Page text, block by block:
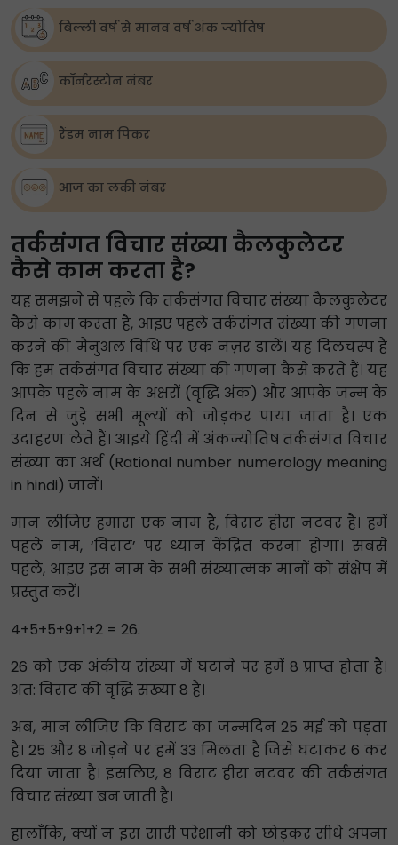
बिल्ली वर्ष से मानव वर्ष अंक ज्योतिष
कॉर्नरस्टोन नंबर
रैंडम नाम पिकर
आज का लकी नंबर
तर्कसंगत विचार संख्या कैलकुलेटर
कैसे काम करता है?
यह समझने से पहले कि तर्कसंगत विचार संख्या कैलकुलेटर
कैसे काम करता है, आइए पहले तर्कसंगत संख्या की गणना
करने की मैनुअल विधि पर एक नज़र डालें। यह दिलचस्प है
कि हम तर्कसंगत विचार संख्या की गणना कैसे करते हैं। यह
आपके पहले नाम के अक्षरों (वृद्धि अंक) और आपके जन्म के
दिन से जुड़े सभी मूल्यों को जोड़कर पाया जाता है। एक
उदाहरण लेते हैं। आइये हिंदी में अंकज्योतिष तर्कसंगत विचार
संख्या का अर्थ (Rational number numerology meaning
in hindi) जानें।
मान लीजिए हमारा एक नाम है, विराट हीरा नटवर है। हमें
पहले नाम, ‘विराट’ पर ध्यान केंद्रित करना होगा। सबसे
पहले, आइए इस नाम के सभी संख्यात्मक मानों को संक्षेप में
प्रस्तुत करें।
4+5+5+9+1+2 = 26.
26 को एक अंकीय संख्या में घटाने पर हमें 8 प्राप्त होता है।
अत: विराट की वृद्धि संख्या 8 है।
अब, मान लीजिए कि विराट का जन्मदिन 25 मई को पड़ता
है। 25 और 8 जोड़ने पर हमें 33 मिलता है जिसे घटाकर 6 कर
दिया जाता है। इसलिए, 8 विराट हीरा नटवर की तर्कसंगत
विचार संख्या बन जाती है।
हालाँकि, क्यों न इस सारी परेशानी को छोड़कर सीधे अपना